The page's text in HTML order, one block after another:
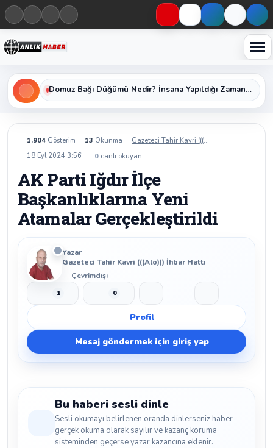
Haberleri keşfet
Domuz Bağı Düğümü Nedir? İnsana Yapıldığı Zaman Yavaş Yavaş Öldüren Ölümcül Düğümün Kan Donduran Gerçekleri
1.904 Gösterim 13 Okunma
Gazeteci Tahir Kavri (((Alo))) İhbar Hattı
18 Eyl 2024 3:56
0canlı okuyan
AK Parti Iğdır İlçe
Başkanlıklarına Yeni
Atamalar Gerçekleştirildi
Yazar
Gazeteci Tahir Kavri (((Alo))) İhbar Hattı
Çevrimdışı
Beğen
1 Beğenmeme
0
Profil
Mesaj göndermek için giriş yap
Bu haberi sesli dinle
Sesli okumayı belirlenen oranda dinlerseniz haber
gerçek okuma olarak sayılır ve kazanç koruma
sisteminden geçerse yazar kazancına eklenir.